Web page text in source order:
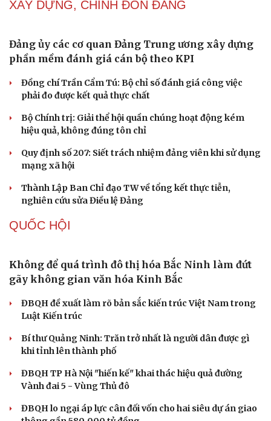
XÂY DỰNG, CHỈNH ĐỐN ĐẢNG
Đảng ủy các cơ quan Đảng Trung ương xây dựng
phần mềm đánh giá cán bộ theo KPI
Đồng chí Trần Cẩm Tú: Bộ chỉ số đánh giá công việc
phải đo được kết quả thực chất
Bộ Chính trị: Giải thể hội quần chúng hoạt động kém
hiệu quả, không đúng tôn chỉ
Quy định số 207: Siết trách nhiệm đảng viên khi sử dụng
mạng xã hội
Thành Lập Ban Chỉ đạo TW về tổng kết thực tiễn,
nghiên cứu sửa Điều lệ Đảng
QUỐC HỘI
Không để quá trình đô thị hóa Bắc Ninh làm đứt
gãy không gian văn hóa Kinh Bắc
ĐBQH đề xuất làm rõ bản sắc kiến trúc Việt Nam trong
Luật Kiến trúc
Bí thư Quảng Ninh: Trăn trở nhất là người dân được gì
khi tỉnh lên thành phố
ĐBQH TP Hà Nội "hiến kế" khai thác hiệu quả đường
Vành đai 5 - Vùng Thủ đô
ĐBQH lo ngại áp lực cân đối vốn cho hai siêu dự án giao